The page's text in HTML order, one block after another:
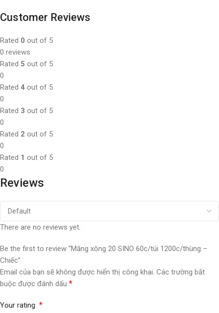
Customer Reviews
Rated 0 out of 5
0 reviews
Rated 5 out of 5
0
Rated 4 out of 5
0
Rated 3 out of 5
0
Rated 2 out of 5
0
Rated 1 out of 5
0
Reviews
There are no reviews yet.
Be the first to review “Măng xông 20 SINO 60c/túi 1200c/thùng –
Chiếc”
Email của bạn sẽ không được hiển thị công khai. Các trường bắt
buộc được đánh dấu *
Your rating *